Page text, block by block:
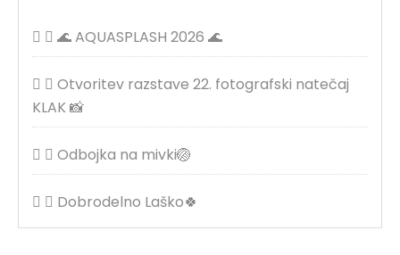
🌊 AQUASPLASH 2026 🌊
Otvoritev razstave 22. fotografski natečaj
KLAK 📸
Odbojka na mivki🏐
Dobrodelno Laško🍀